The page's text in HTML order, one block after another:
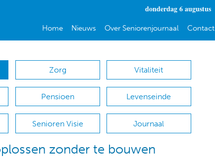
donderdag 6 augustus
Home Nieuws Over Seniorenjournaal Contact
Zorg Vitaliteit
Pensioen Levenseinde
Senioren Visie Journaal
zonder te bouwen